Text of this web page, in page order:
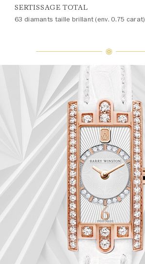
SERTISSAGE TOTAL
63 diamants taille brillant (env. 0.75 carat)